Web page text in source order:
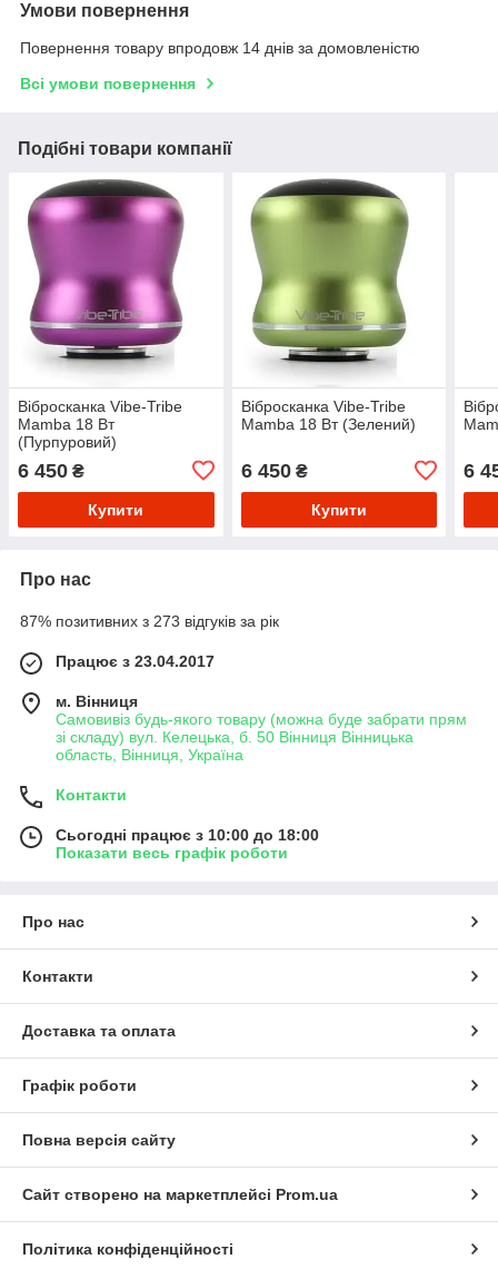
Умови повернення
Повернення товару впродовж 14 днів за домовленістю
Всі умови повернення
Подібні товари компанії
Вібросканка Vibe-Tribe
Mamba 18 Вт
(Пурпуровий)
6 450 ₴
Купити
Вібросканка Vibe-Tribe
Mamba 18 Вт (Зелений)
6 450₴
Купити
6
Про нас
87% позитивних з 273 відгуків за рік
Працює з 23.04.2017
м. Вінниця
Самовивіз будь-якого товару (можна буде забрати прям
зі складу) вул. Келецька, б. 50 Вінниця Вінницька
область, Вінниця, Україна
Контакти
Сьогодні працює з 10:00 до 18:00
Показати весь графік роботи
Про нас
Контакти
Доставка та оплата
Графік роботи
Повна версія сайту
Сайт створено на маркетплейсі Prom.ua
Політика конфіденційності